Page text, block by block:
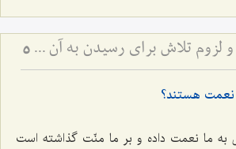
سرّ خلقت انسان و لزوم تلاش برای رسیدن به آن - تفاوت نگرش اولیا و دیگران به دنیا. 5
نعمت هستند؟
به ما نعمت داده و بر ما منّت گذاشته است